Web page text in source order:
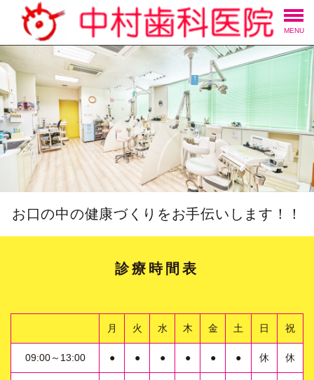
MENU
お口の中の健康づくりをお手伝いします！！
診療時間表
月 火 水 木 金 土 日 祝
09:00～13:00 ● ● ● ● ● ● 休 休